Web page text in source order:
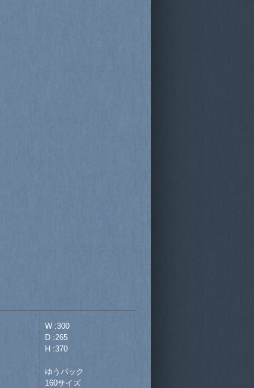
W :300
D :265
H :370
ゆうパック
160サイズ